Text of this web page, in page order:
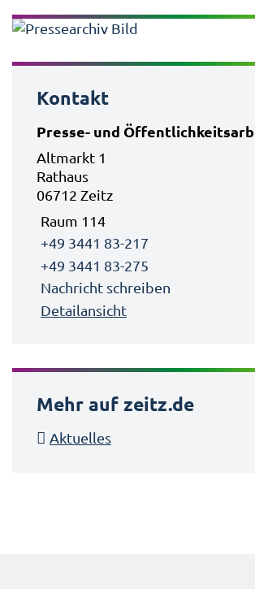
Kontakt
Presse- und
Altmarkt 1
Rathaus
06712 Zeitz
Raum 114
+49 3441 83-217
+49 3441 83-275
Nachricht schreiben
Detailansicht
Mehr auf zeitz.de
Aktuelles